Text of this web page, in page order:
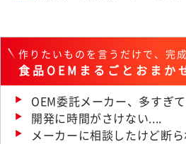
作りたいものを言うだけで、完
食品OEMまるごとおまか
OEM委託メーカー、多すぎ
開発に時間がさけない....
メーカーに相談したけど断ら